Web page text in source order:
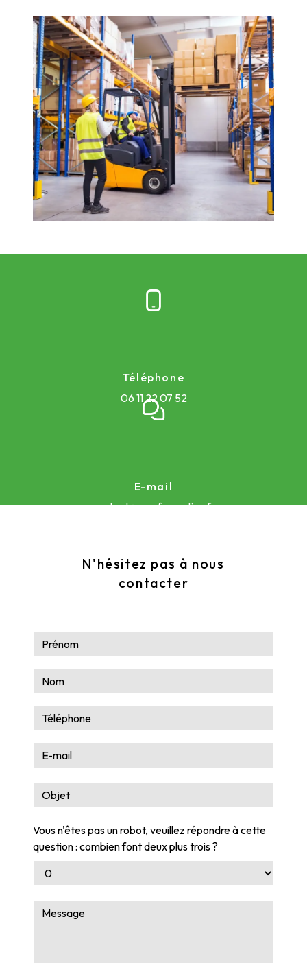
Téléphone
06 11 22 07 52
E-mail
contact@ccs-formation.fr
N'hésitez pas à nous
contacter
Vous n'êtes pas un robot, veuillez répondre à cette
question : combien font deux plus trois ?